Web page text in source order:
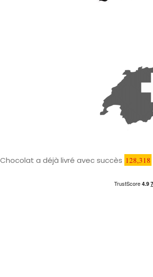
a déjà livré avec succès 128,318